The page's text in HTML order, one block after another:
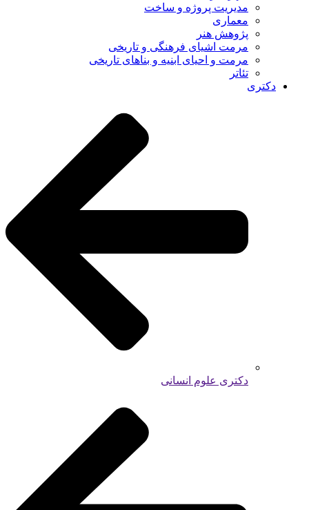
مدیریت پروژه و ساخت
معماری
پژوهش هنر
مرمت اشیای فرهنگی و تاریخی
مرمت و احیای ابنیه و بناهای تاریخی
تئاتر
دکتری
دکتری علوم انسانی